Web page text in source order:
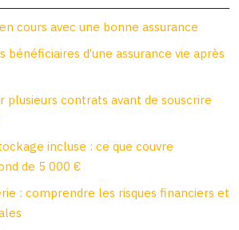
cours avec une bonne assurance
d’une assurance vie après
plusieurs contrats avant de souscrire
incluse : ce que couvre
de 5 000 €
: comprendre les risques financiers et